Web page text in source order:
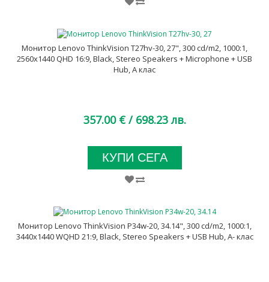
Монитор Lenovo ThinkVision T27hv-30, 27", 300 cd/m2, 1000:1,
2560x1440 QHD 16:9, Black, Stereo Speakers + Microphone + USB
Hub, A клас
357.00 € / 698.23 лв.
КУПИ СЕГА
Монитор Lenovo ThinkVision P34w-20, 34.14", 300 cd/m2, 1000:1,
3440x1440 WQHD 21:9, Black, Stereo Speakers + USB Hub, A- клас